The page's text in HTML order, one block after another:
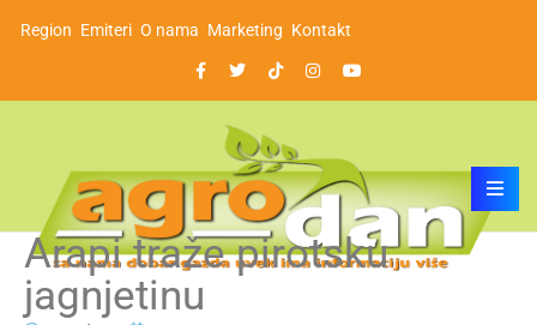
Region Emiteri O nama Marketing Kontakt
Arapi traže pirotsku
jagnjetinu